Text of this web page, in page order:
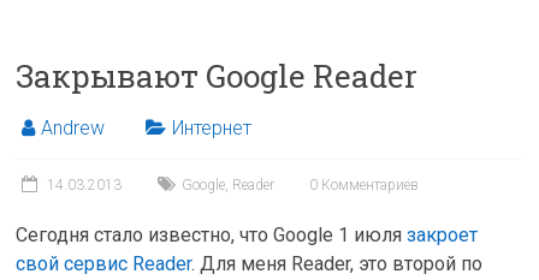
Закрывают Google Reader
Andrew Интернет
14.03.2013 Google, Reader 0 Комментариев
Сегодня стало известно, что Google 1 июлязакроет
свой сервис Reader. Для меня Reader, это второй по